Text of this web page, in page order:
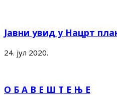
Јавни увид у Нацрт
24. јул 2020.
О Б А В Е Ш Т Е Њ Е